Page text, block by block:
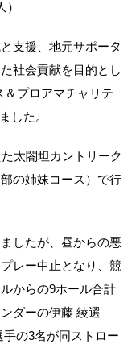
支援、地元サポータ
社会貢献を目的とし
＆プロアマチャリテ
した。
太閤坦カントリーク
の姉妹コース）で行
したが、昼からの悪
レー中止となり、競
からの9ホール合計
ダーの伊藤 綾選
の3名が同ストロー